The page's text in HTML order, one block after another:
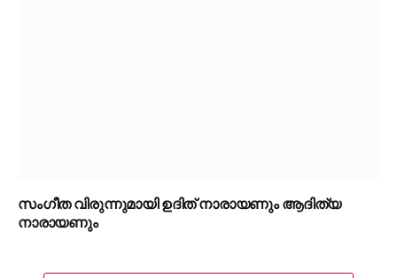
സംഗീത വിരുന്നുമായി ഉദിത് നാരായണും ആദിത്യ
നാരായണും